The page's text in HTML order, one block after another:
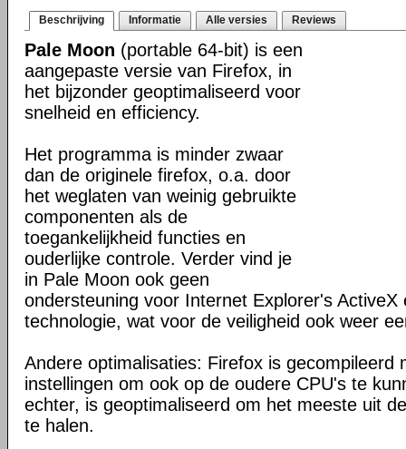
Beschrijving Informatie Alle versies Reviews
Pale Moon (portable 64-bit) is een
aangepaste versie van Firefox, in
het bijzonder geoptimaliseerd voor
snelheid en efficiency.
Het programma is minder zwaar
dan de originele firefox, o.a. door
het weglaten van weinig gebruikte
componenten als de
toegankelijkheid functies en
ouderlijke controle. Verder vind je
in Pale Moon ook geen
ondersteuning voor Internet Explorer's ActiveX
technologie, wat voor de veiligheid ook weer
Andere optimalisaties: Firefox is gecompileerd
instellingen om ook op de oudere CPU's te
echter, is geoptimaliseerd om het meeste uit
te halen.